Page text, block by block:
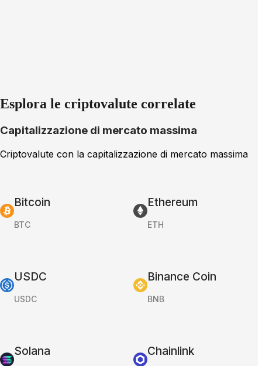
Esplora le criptovalute correlate
Capitalizzazione di mercato massima
Criptovalute con la capitalizzazione di mercato massima
Bitcoin
BTC
Ethereum
ETH
USDC
USDC
Binance Coin
BNB
Solana Chainlink